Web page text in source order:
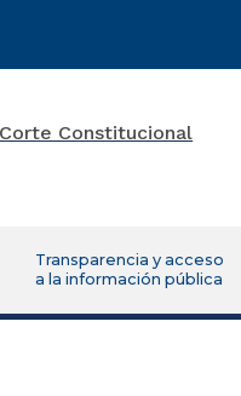
Transparencia y acceso
a la información pública